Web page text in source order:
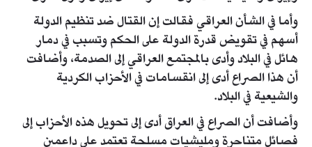
وأما في الشأن العراقي فقالت إن القتال ضد تنظيم الدولة
أسهم في تقويض قدرة الدولة على الحكم وتسبب في دمار
هائل في البلاد وأدى بالمجتمع العراقي إلى الصدمة، وأضافت
أن هذا الصراع أدى إلى انقسامات في الأحزاب الكردية
والشيعية في البلاد.
وأضافت أن الصراع في العراق أدى إلى تحويل هذه الأحزاب إلى
فصائل متناحرة ومليشيات مسلحة تعتمد على داعمين